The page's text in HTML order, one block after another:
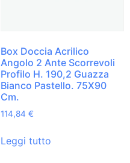
Box Doccia Acrilico
Angolo 2 Ante Scorrevoli
Profilo H. 190,2 Guazza
Bianco Pastello. 75X90
Cm.
114,84 €
Leggi tutto